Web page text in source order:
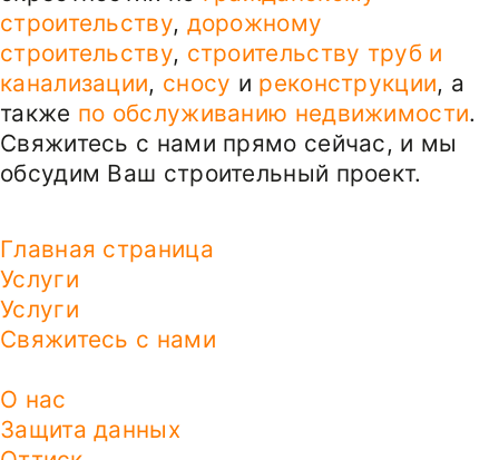
строительству, дорожному
строительству, строительству труб и
канализации, сносу и реконструкции, а
также по обслуживанию недвижимости.
Свяжитесь с нами прямо сейчас, и мы
обсудим Ваш строительный проект.
Главная страница
Услуги
Услуги
Свяжитесь с нами
О нас
Защита данных